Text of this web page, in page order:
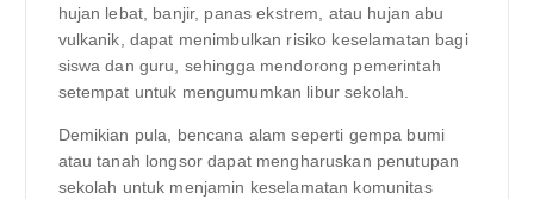
hujan lebat, banjir, panas ekstrem, atau hujan abu
vulkanik, dapat menimbulkan risiko keselamatan bagi
siswa dan guru, sehingga mendorong pemerintah
setempat untuk mengumumkan libur sekolah.
Demikian pula, bencana alam seperti gempa bumi
atau tanah longsor dapat mengharuskan penutupan
sekolah untuk menjamin keselamatan komunitas